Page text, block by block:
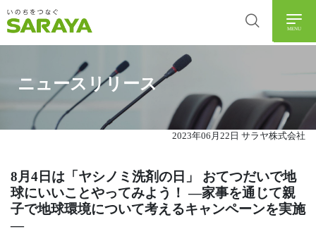
MENU
ニュースリリース
2023年06月22日 サラヤ株式会社
8月4日は「ヤシノミ洗剤の日」 おてつだいで地
球にいいことやってみよう！ ―家事を通じて親
子で地球環境について考えるキャンペーンを実施
―